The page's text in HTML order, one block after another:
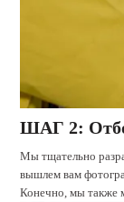
ШАГ 2:
Мы тщательно
вышлем вам
Конечно, мы также